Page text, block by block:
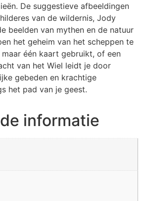
De suggestieve afbeeldingen
van de wildernis, Jody
beelden van mythen en de natuur
het geheim van het scheppen te
één kaart gebruikt, of een
van het Wiel leidt je door
gebeden en krachtige
het pad van je geest.
informatie